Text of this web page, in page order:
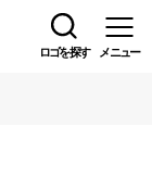
ロゴを探す メニュー